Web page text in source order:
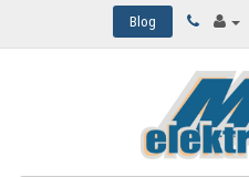
Blog